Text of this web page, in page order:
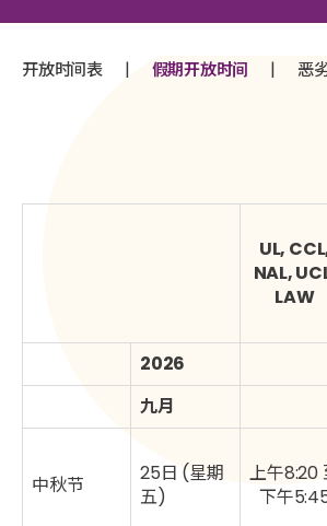
开放时间表 | 假期开放时间 | 恶
UL,
NAL,
LAW
2026
九月
中秋节
25日 (星期
五)
上午8:20
下午